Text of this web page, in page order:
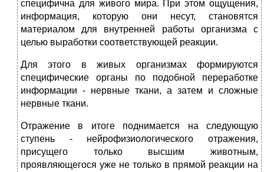
специфична для живого мира. При этом ощущения,
информация, которую они несут, становятся
материалом для внутренней работы организма с
целью выработки соответствующей реакции.
Для этого в живых организмах формируются
специфические органы по подобной переработке
информации - нервные ткани, а затем и сложные
нервные ткани.
Отражение в итоге поднимается на следующую
ступень - нейрофизиологического отражения,
присущего только высшим животным,
проявляющегося уже не только в прямой реакции на